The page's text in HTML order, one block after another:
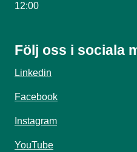
12:00
Följ oss i sociala
Linkedin
Facebook
Instagram
YouTube